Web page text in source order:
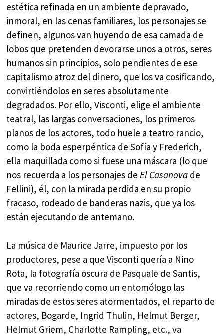
estética refinada en un ambiente depravado,
inmoral, en las cenas familiares, los personajes se
definen, algunos van huyendo de esa camada de
lobos que pretenden devorarse unos a otros, seres
humanos sin principios, solo pendientes de ese
capitalismo atroz del dinero, que los va cosificando,
convirtiéndolos en seres absolutamente
degradados. Por ello, Visconti, elige el ambiente
teatral, las largas conversaciones, los primeros
planos de los actores, todo huele a teatro rancio,
como la boda esperpéntica de Sofía y Frederich,
ella maquillada como si fuese una máscara (lo que
nos recuerda a los personajes deEl Casanova de
Fellini), él, con la mirada perdida en su propio
fracaso, rodeado de banderas nazis, que ya los
están ejecutando de antemano.
La música de Maurice Jarre, impuesto por los
productores, pese a que Visconti quería a Nino
Rota, la fotografía oscura de Pasquale de Santis,
que va recorriendo como un entomólogo las
miradas de estos seres atormentados, el reparto de
actores, Bogarde, Ingrid Thulin, Helmut Berger,
Helmut Griem, Charlotte Rampling, etc., va